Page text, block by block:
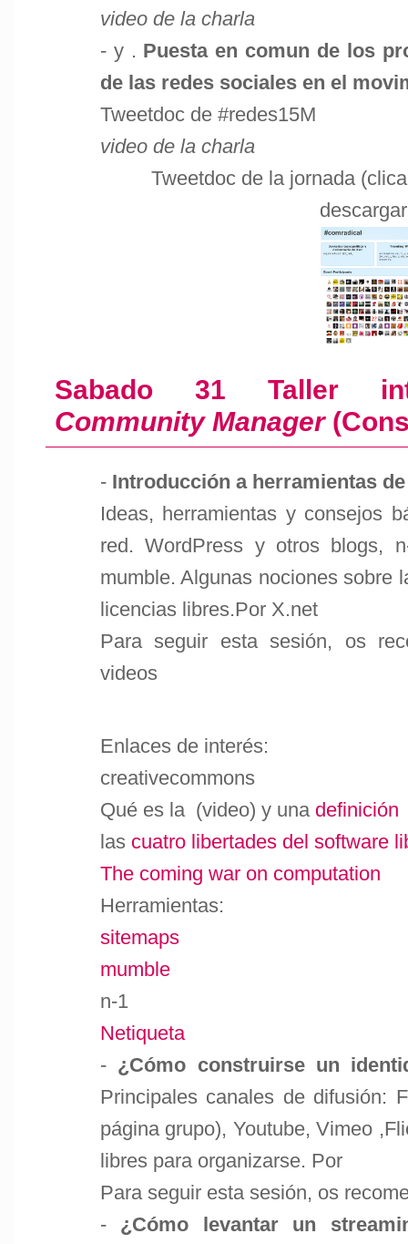
video de la charla
- y . Puesta en comun de los
de las redes sociales en el
Tweetdoc de #redes15M
video de la charla
Tweetdoc de la jornada
Sabado 31 Taller
Community Manager
- Introducción a herramientas
Ideas, herramientas y consejos
red. WordPress y otros blogs,
mumble. Algunas nociones sobre
licencias libres.Por X.net
Para seguir esta sesión, os
videos
Enlaces de interés:
creativecommons
Qué es la (video) y una definición
las cuatro libertades del software
The coming war on computation
Herramientas:
sitemaps
mumble
n-1
Netiqueta
- ¿Cómo construirse un
Principales canales de difusión:
página grupo), Youtube, Vimeo
libres para organizarse. Por
Para seguir esta sesión, os
- ¿Cómo levantar un